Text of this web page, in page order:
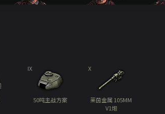
IX
50吨主战方案
X
莱茵金属 105MM
V1炮